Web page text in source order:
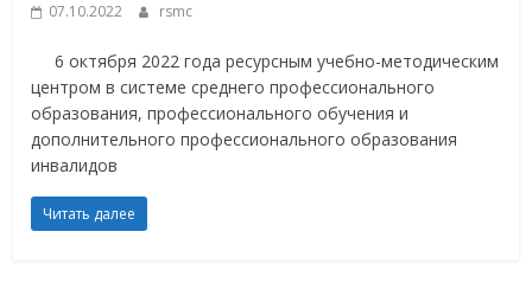
07.10.2022 rsmc
6 октября 2022 года ресурсным учебно-методическим
центром в системе среднего профессионального
образования, профессионального обучения и
дополнительного профессионального образования
инвалидов
Читать далее